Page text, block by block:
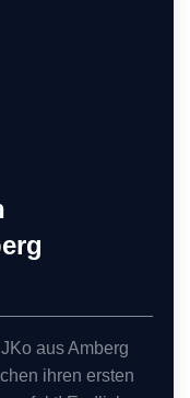
aus Amberg
ihren ersten